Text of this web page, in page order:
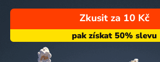
Zkusit za 10 Kč